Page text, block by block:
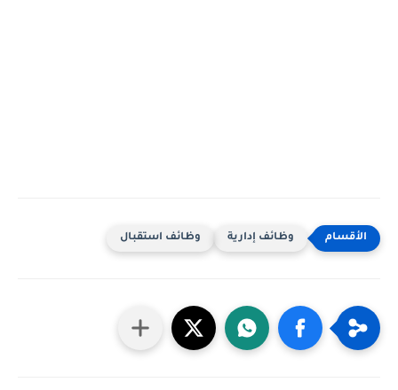
وظائف إدارية وظائف استقبال